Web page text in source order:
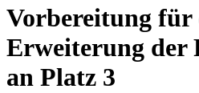
Vorbereitung für
Erweiterung der
an Platz 3